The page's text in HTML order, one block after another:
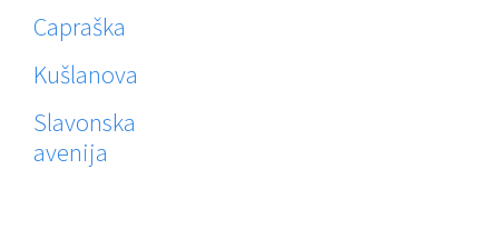
Capraška
Kušlanova
Slavonska
avenija